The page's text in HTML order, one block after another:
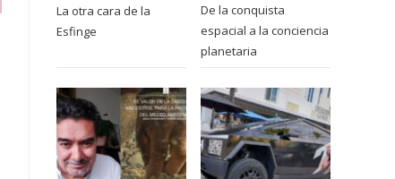
La otra cara de la
Esfinge
De la conquista
espacial a la conciencia
planetaria